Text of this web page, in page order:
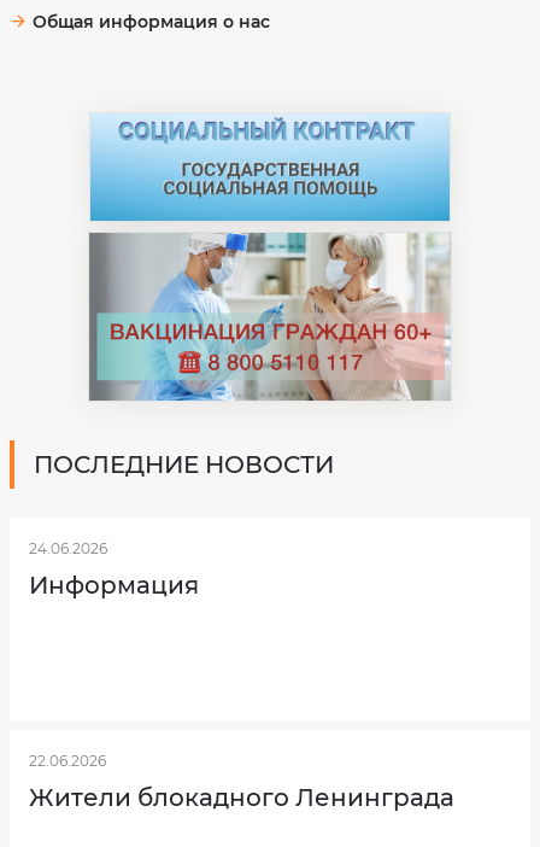
Общая информация о нас
ПОСЛЕДНИЕ НОВОСТИ
24.06.2026
Информация
22.06.2026
Жители блокадного Ленинграда
Как
вас